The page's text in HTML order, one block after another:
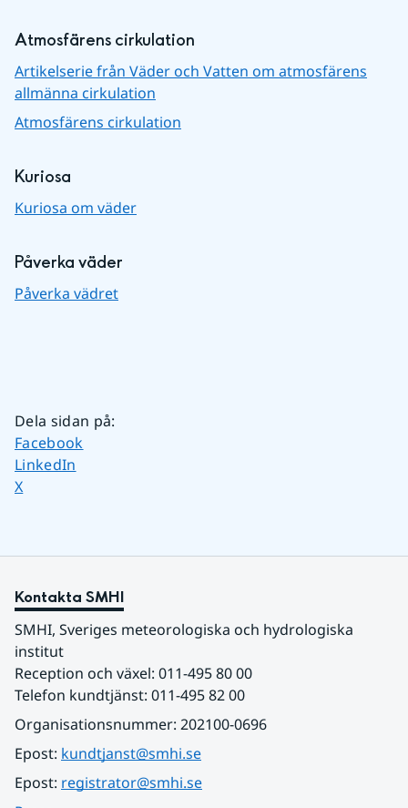
Atmosfärens cirkulation
Artikelserie från Väder och Vatten om atmosfärens
allmänna cirkulation
Atmosfärens cirkulation
Kuriosa
Kuriosa om väder
Påverka väder
Påverka vädret
Dela sidan på:
Dela sidan på
Facebook
Dela sidan på
LinkedIn
Dela sidan på
X
Kontakta SMHI
SMHI, Sveriges meteorologiska och hydrologiska
institut
Reception och växel: 011-495 80 00
Telefon kundtjänst: 011-495 82 00
Organisationsnummer: 202100-0696
Epost: kundtjanst@smhi.se
Epost: registrator@smhi.se